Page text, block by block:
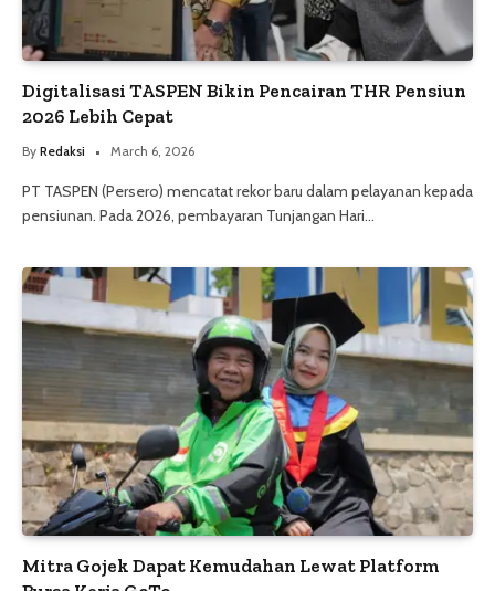
Digitalisasi TASPEN Bikin Pencairan THR Pensiun
2026 Lebih Cepat
By Redaksi March 6, 2026
PT TASPEN (Persero) mencatat rekor baru dalam pelayanan kepada
pensiunan. Pada 2026, pembayaran Tunjangan Hari…
Mitra Gojek Dapat Kemudahan Lewat Platform